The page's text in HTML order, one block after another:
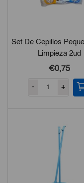
Set De Cepillos
Limpieza 2ud
€0,75
- +